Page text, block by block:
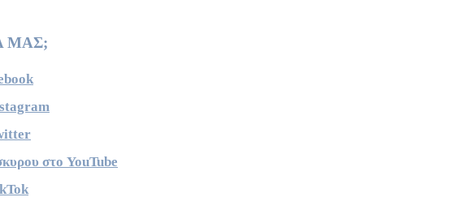
ΜΑΣ;
στο YouTube